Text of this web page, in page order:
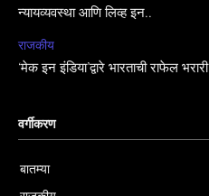
न्यायव्यवस्था आणि लिव्ह इन..
राजकीय
‘मेक इन इंडिया’द्वारे भारताची राफेल भरारी
वर्गीकरण
बातम्या